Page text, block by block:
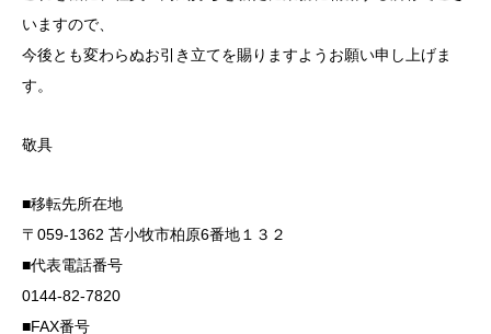
いますので、
今後とも変わらぬお引き立てを賜りますようお願い申し上げま
す。
敬具
■移転先所在地
〒059-1362 苫小牧市柏原6番地１３２
■代表電話番号
0144-82-7820
■FAX番号